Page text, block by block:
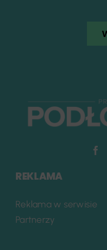
REKLAMA
Reklama w serwisie
Partnerzy